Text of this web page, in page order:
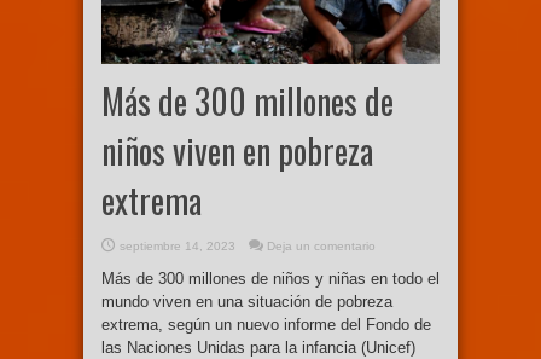
Más de 300 millones de
niños viven en pobreza
extrema
septiembre 14, 2023 Deja un comentario
Más de 300 millones de niños y niñas en todo el
mundo viven en una situación de pobreza
extrema, según un nuevo informe del Fondo de
las Naciones Unidas para la infancia (Unicef)